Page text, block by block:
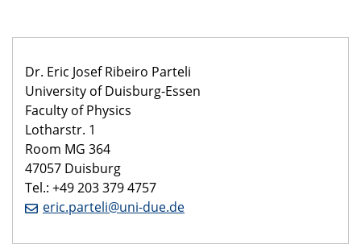
Dr. Eric Josef Ribeiro Parteli
University of Duisburg-Essen
Faculty of Physics
Lotharstr. 1
Room MG 364
47057 Duisburg
Tel.: +49 203 379 4757
eric.parteli@uni-due.de